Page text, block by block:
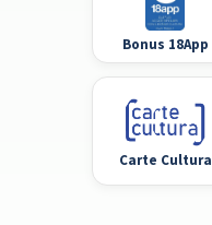
Bonus 18App
Carte Cultura